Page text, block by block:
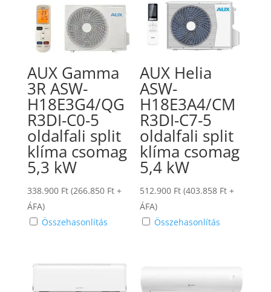
AUX Gamma
3R ASW-
H18E3G4/QG
R3DI-C0-5
oldalfali split
klíma csomag
5,3 kW
338.900 Ft (266.850 Ft+
ÁFA)
Összehasonlítás
AUX Helia
ASW-
H18E3A4/CM
R3DI-C7-5
oldalfali split
klíma csomag
5,4 kW
512.900 Ft (403.858 Ft +
ÁFA)
Összehasonlítás